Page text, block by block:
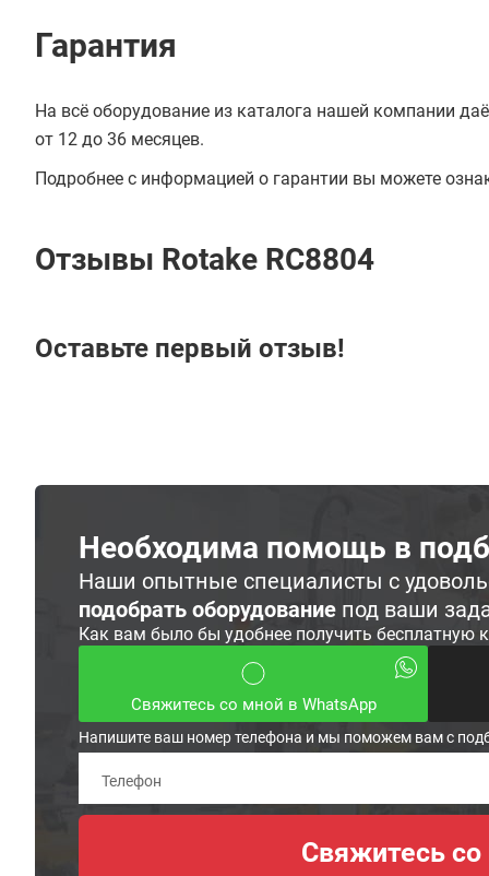
Гарантия
На всё оборудование из каталога нашей компании
от 12 до 36 месяцев.
Подробнее с информацией о гарантии вы можете
Отзывы Rotake RC8804
Оставьте первый отзыв!
Необходима помощь в
Наши опытные специалисты с
подобрать оборудование под ваши
Как вам было бы удобнее получить бесплатную
Свяжитесь со мной в WhatsApp
Напишите ваш номер телефона и мы поможем вам с